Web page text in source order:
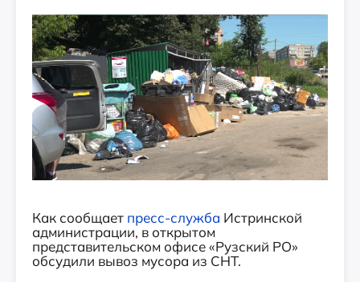
Как сообщает пресс-служба Истринской
администрации, в открытом
представительском офисе «Рузский РО»
обсудили вывоз мусора из СНТ.